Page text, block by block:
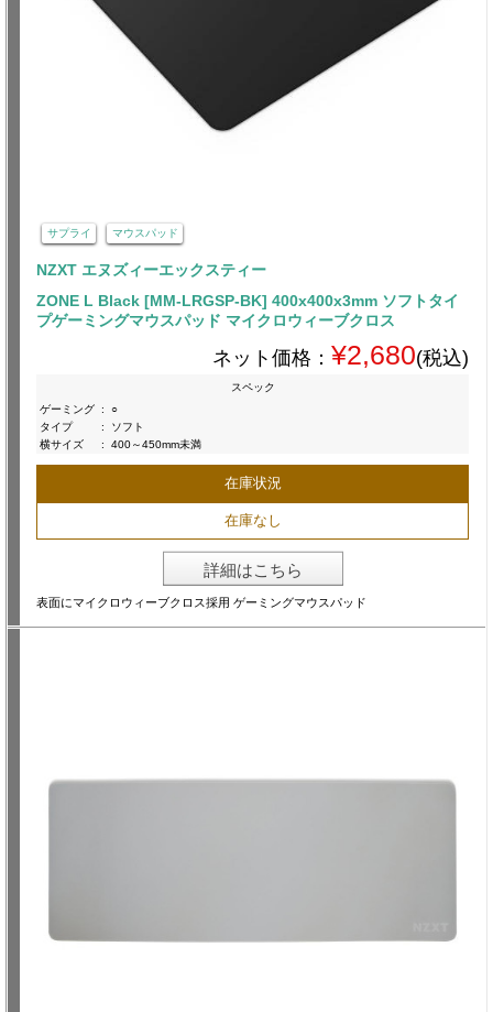
サプライ マウスパッド
NZXT エヌズィーエックスティー
ZONE L Black [MM-LRGSP-BK] 400x400x3mm ソフトタイ
プゲーミングマウスパッド マイクロウィーブクロス
ネット価格： ¥2,680(税込)
スペック
ゲーミング :
○
タイプ
:
ソフト
横サイズ
: 400～450mm未満
在庫状況
在庫なし
詳細はこちら
表面にマイクロウィーブクロス採用 ゲーミングマウスパッド